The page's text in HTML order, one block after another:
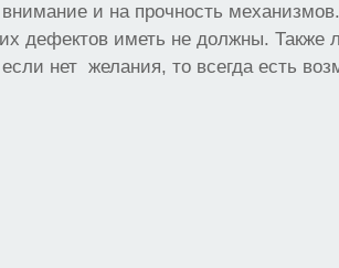
и на прочность
дефектов иметь не должны. Также
нет желания, то всегда есть